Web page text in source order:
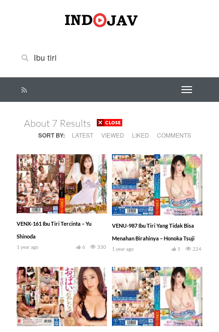
About 7 Results
SORT BY: LATEST VIEWED LIKED COMMENTS
VENX-161 Ibu Tiri Tercinta – Yu
Shinoda
1 year ago 330
6
VENU-987 Ibu Tiri Yang Tidak Bisa
Menahan Birahinya – Honoka Tsuji
1 year ago 224
5